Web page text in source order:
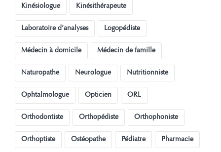
Kinésiologue Kinésithérapeute
Laboratoire d’analyses Logopédiste
Médecin à domicile Médecin de famille
Naturopathe Neurologue Nutritionniste
Ophtalmologue Opticien ORL
Orthodontiste Orthopédiste Orthophoniste
Orthoptiste Ostéopathe Pédiatre Pharmacie